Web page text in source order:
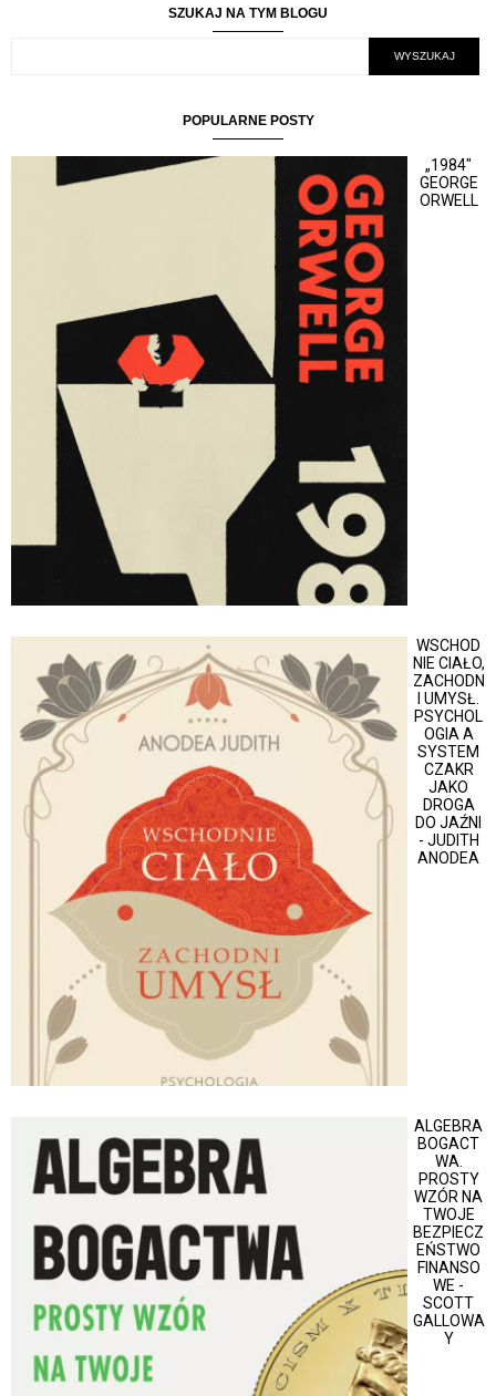
SZUKAJ NA TYM BLOGU
POPULARNE POSTY
„1984"
GEORGE
ORWELL
WSCHOD
NIE CIAŁO,
ZACHODN
I UMYSŁ.
PSYCHOL
OGIA A
SYSTEM
CZAKR
JAKO
DROGA
DO JAŹNI
- JUDITH
ANODEA
ALGEBRA
BOGACT
WA.
PROSTY
WZÓR NA
TWOJE
BEZPIECZ
EŃSTWO
FINANSO
WE -
SCOTT
GALLOWA
Y